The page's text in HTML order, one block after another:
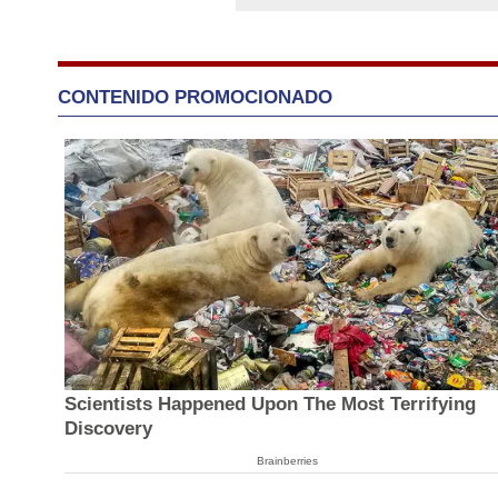
CONTENIDO PROMOCIONADO
Scientists Happened Upon The Most Terrifying
Discovery
Brainberries